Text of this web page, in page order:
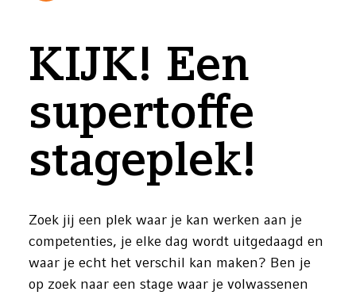
KIJK! Een
supertoffe
stageplek!
Zoek jij een plek waar je kan werken aan je
competenties, je elke dag wordt uitgedaagd en
waar je echt het verschil kan maken? Ben je
op zoek naar een stage waar je volwassenen